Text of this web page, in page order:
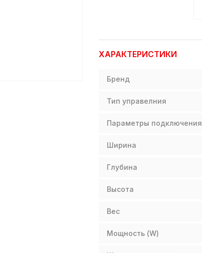
ХАРАКТЕРИСТИКИ
Бренд
Тип управелния
Параметры подключения
Ширина
Глубина
Высота
Вес
Мощность (W)